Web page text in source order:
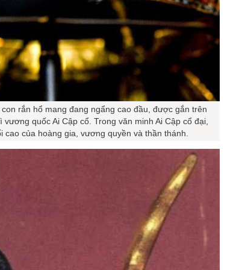
rắn hổ mang đang ngẩng cao đầu, được gắn trên
quốc Ai Cập cổ. Trong văn minh Ai Cập cổ đại,
của hoàng gia, vương quyền và thần thánh.